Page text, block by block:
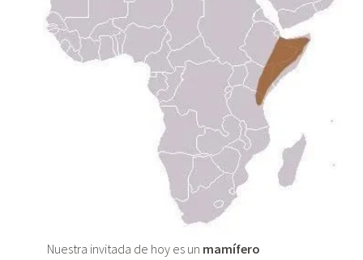
Nuestra invitada de hoy es un mamífero